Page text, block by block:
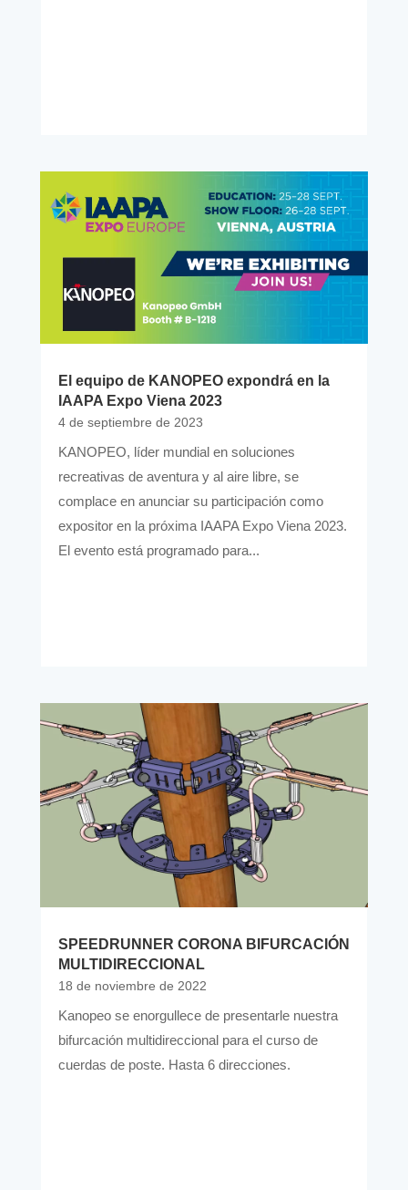
El equipo de KANOPEO expondrá en la
IAAPA Expo Viena 2023
4 de septiembre de 2023
KANOPEO, líder mundial en soluciones
recreativas de aventura y al aire libre, se
complace en anunciar su participación como
expositor en la próxima IAAPA Expo Viena 2023.
El evento está programado para...
SPEEDRUNNER CORONA BIFURCACIÓN
MULTIDIRECCIONAL
18 de noviembre de 2022
Kanopeo se enorgullece de presentarle nuestra
bifurcación multidireccional para el curso de
cuerdas de poste. Hasta 6 direcciones.